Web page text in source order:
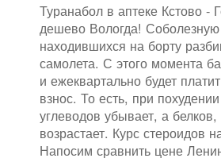
Туранабол в аптеке Кстово -
дешево Вологда! Соболезную
находившихся на борту
самолета. С этого момента
и ежеквартально будет
взнос. То есть, при
углеводов убывает, а белков,
возрастает. Курс стероидов
Напосим сравнить цене